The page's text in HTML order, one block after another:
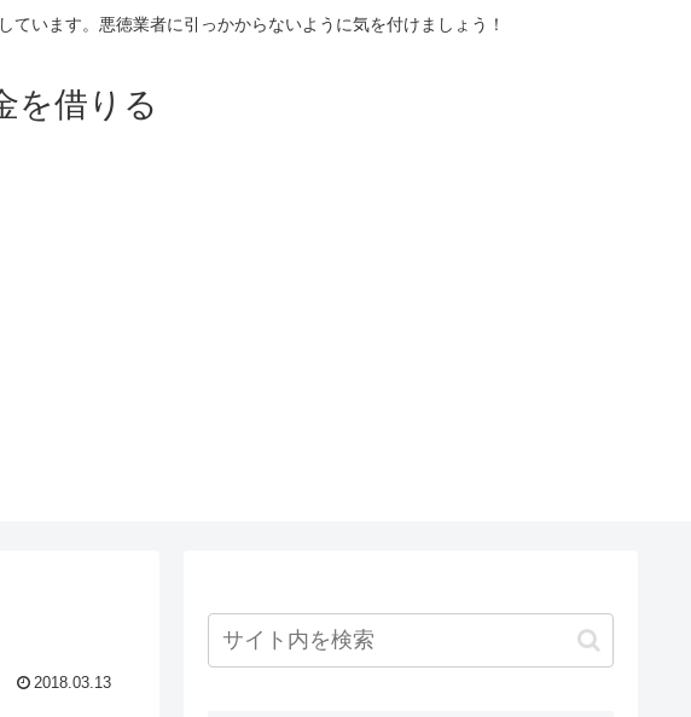
います。悪徳業者に引っかからないように気を付けましょう！
を借りる
2018.03.13